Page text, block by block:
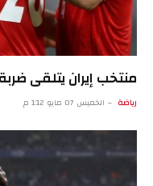
منتخب إيران يتلقى
رياضة الخميس 07 مايو 1:12 م